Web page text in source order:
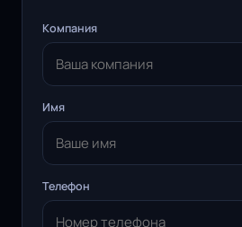
Компания
Имя
Телефон